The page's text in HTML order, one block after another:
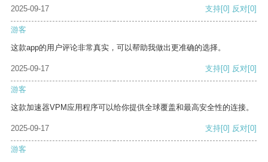
2025-09-17 支持[0] 反对[0]
游客
这款app的用户评论非常真实，可以帮助我做出更准确的选择。
2025-09-17 支持[0] 反对[0]
游客
这款加速器VPM应用程序可以给你提供全球覆盖和最高安全性的连接。
2025-09-17 支持[0] 反对[0]
游客